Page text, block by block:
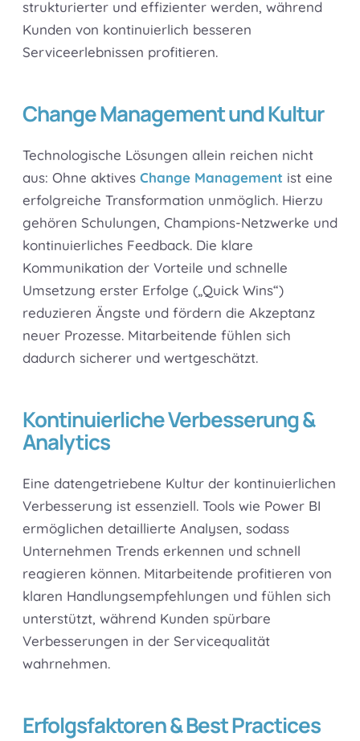
strukturierter und effizienter werden, während
Kunden von kontinuierlich besseren
Serviceerlebnissen profitieren.
Change Management und Kultur
Technologische Lösungen allein reichen nicht
aus: Ohne aktives Change Management ist eine
erfolgreiche Transformation unmöglich. Hierzu
gehören Schulungen, Champions-Netzwerke und
kontinuierliches Feedback. Die klare
Kommunikation der Vorteile und schnelle
Umsetzung erster Erfolge („Quick Wins“)
reduzieren Ängste und fördern die Akzeptanz
neuer Prozesse. Mitarbeitende fühlen sich
dadurch sicherer und wertgeschätzt.
Kontinuierliche Verbesserung &
Analytics
Eine datengetriebene Kultur der kontinuierlichen
Verbesserung ist essenziell. Tools wie Power BI
ermöglichen detaillierte Analysen, sodass
Unternehmen Trends erkennen und schnell
reagieren können. Mitarbeitende profitieren von
klaren Handlungsempfehlungen und fühlen sich
unterstützt, während Kunden spürbare
Verbesserungen in der Servicequalität
wahrnehmen.
Erfolgsfaktoren & Best Practices